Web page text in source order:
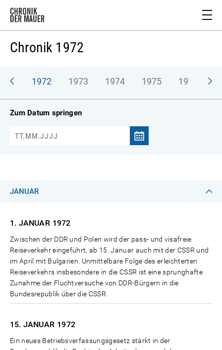
Chronik 1972
1972 1973 1974 1975 1976
Zum Datum springen
JANUAR
1. JANUAR 1972
Zwischen der DDR und Polen wird der pass- und visafreie
Reiseverkehr eingeführt, ab 15. Januar auch mit der CSSR und
im April mit Bulgarien. Unmittelbare Folge des erleichterten
Reiseverkehrs insbesondere in die CSSR ist eine sprunghafte
Zunahme der Fluchtversuche von DDR-Bürgern in die
Bundesrepublik über die CSSR.
15. JANUAR 1972
Ein neues Betriebsverfassungsgesetz stärkt in der